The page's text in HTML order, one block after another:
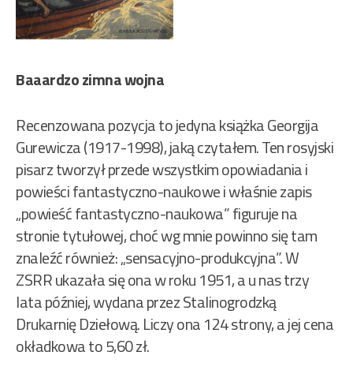
Baaardzo zimna wojna
Recenzowana pozycja to jedyna książka Georgija
Gurewicza (1917-1998), jaką czytałem. Ten rosyjski
pisarz tworzył przede wszystkim opowiadania i
powieści fantastyczno-naukowe i właśnie zapis
„powieść fantastyczno-naukowa” figuruje na
stronie tytułowej, choć wg mnie powinno się tam
znaleźć również: „sensacyjno-produkcyjna”. W
ZSRR ukazała się ona w roku 1951, a u nas trzy
lata później, wydana przez Stalinogrodzką
Drukarnię Dziełową. Liczy ona 124 strony, a jej cena
okładkowa to 5,60 zł.